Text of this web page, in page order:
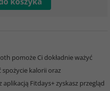
pomoże Ci dokładnie ważyć
spożycie kalorii oraz
aplikacją Fitdays+ zyskasz przegląd